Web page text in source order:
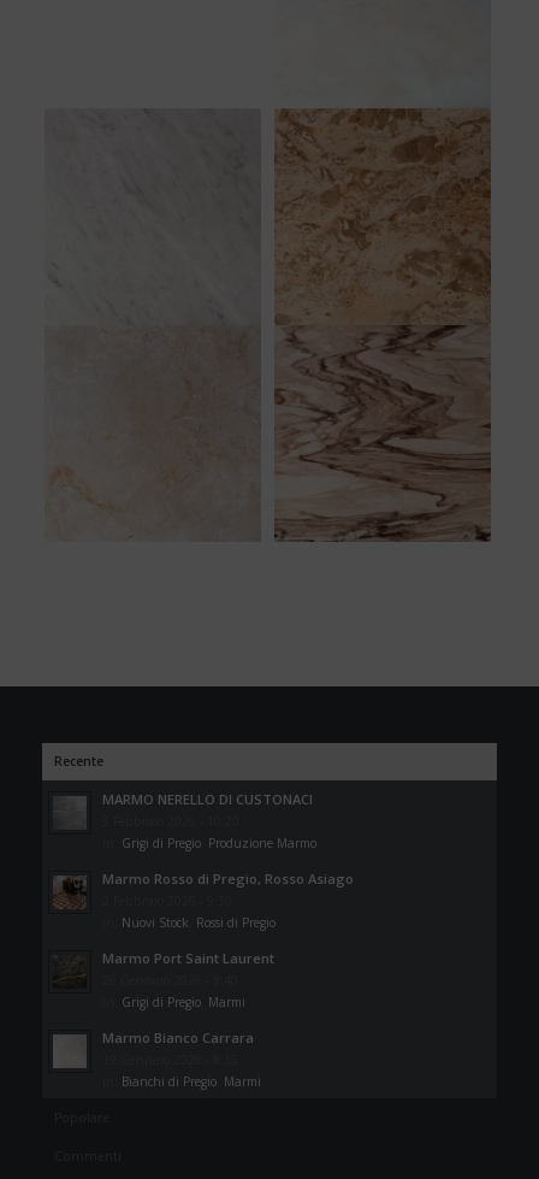
Recente
MARMO NERELLO DI CUSTONACI
Grigi di Pregio, Produzione Marmo
Marmo Rosso di Pregio, Rosso Asiago
Nuovi Stock Rossi di Pregio
Marmo Port Saint Laurent
Grigi di Pregio, Marmi
Marmo Bianco Carrara
Bianchi di Pregio, Marmi